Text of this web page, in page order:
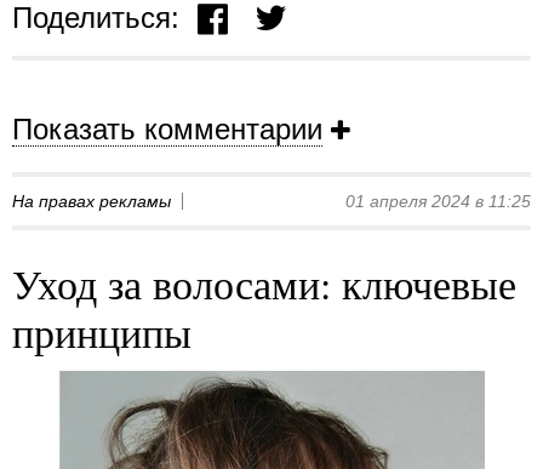
Поделиться:
Показать комментарии
На правах рекламы 01 апреля 2024 в 11:25
Уход за волосами: ключевые
принципы